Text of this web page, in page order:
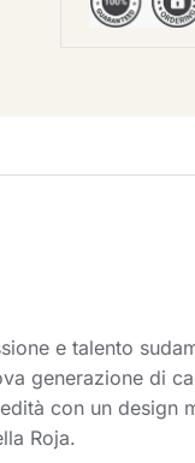
e talento
generazione di
con un design
Roja.